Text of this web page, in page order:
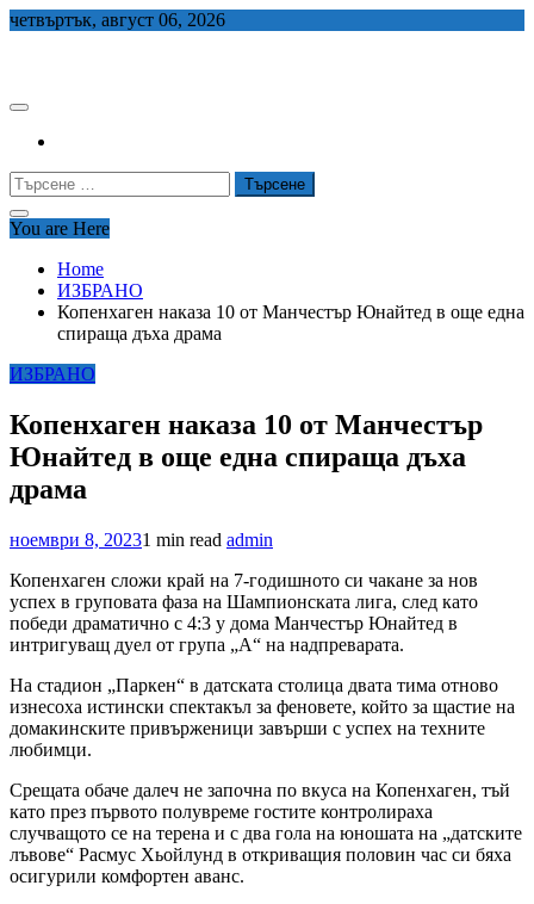
Skip
четвъртък, август 06, 2026
Търсене
за:
You are Here
Home
ИЗБРАНО
Копенхаген наказа 10 от Манчестър Юнайтед в още една
спираща дъха драма
ИЗБРАНО
Копенхаген наказа 10 от Манчестър
Юнайтед в още една спираща дъха
драма
ноември 8, 20231 min read admin
Копенхаген сложи край на 7-годишното си чакане за нов
успех в груповата фаза на Шампионската лига, след като
победи драматично с 4:3 у дома Манчестър Юнайтед в
интригуващ дуел от група „А“ на надпреварата.
На стадион „Паркен“ в датската столица двата тима отново
изнесоха истински спектакъл за феновете, който за щастие на
домакинските привърженици завърши с успех на техните
любимци.
Срещата обаче далеч не започна по вкуса на Копенхаген, тъй
като през първото полувреме гостите контролираха
случващото се на терена и с два гола на юношата на „датските
лъвове“ Расмус Хьойлунд в откриващия половин час си бяха
осигурили комфортен аванс.